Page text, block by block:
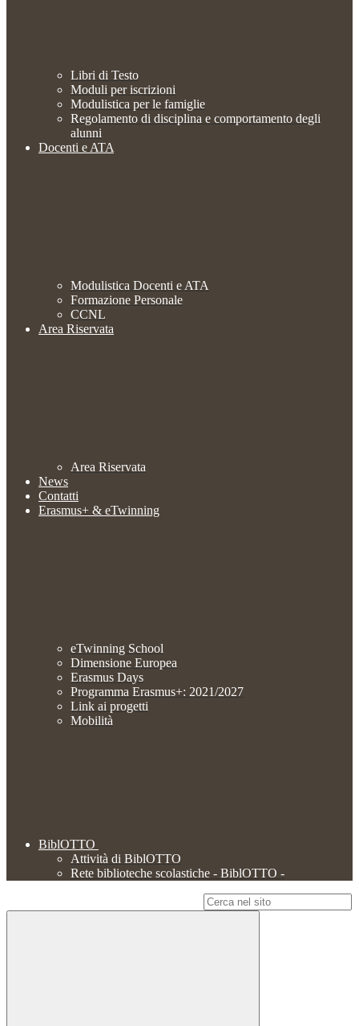
Libri di Testo
Moduli per iscrizioni
Modulistica per le famiglie
Regolamento di disciplina e comportamento degli
alunni
Docenti e ATA
Modulistica Docenti e ATA
Formazione Personale
CCNL
Area Riservata
Area Riservata
News
Contatti
Erasmus+ & eTwinning
eTwinning School
Dimensione Europea
Erasmus Days
Programma Erasmus+: 2021/2027
Link ai progetti
Mobilità
BiblOTTO
Attività di BiblOTTO
Rete biblioteche scolastiche - BiblOTTO -